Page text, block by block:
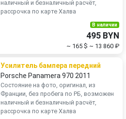
наличный и безналичный расчёт,
рассрочка по карте Халва
В наличии
495 BYN
~ 165 $ ~ 13 860 ₽
Усилитель бампера передний
Porsche Panamera 970 2011
Состояние на фото, оригинал, из
Франции, без пробега по РБ, возможен
наличный и безналичный расчёт,
рассрочка по карте Халва